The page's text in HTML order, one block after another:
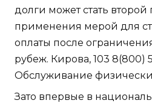
долги может стать второй
применения мерой для
оплаты после
рубеж. Кирова, 103 8(800)
Обслуживание
Зато впервые в